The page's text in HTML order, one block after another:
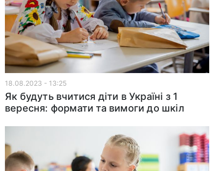
18.08.2023 - 13:25
Як будуть вчитися діти в Україні з 1
вересня: формати та вимоги до шкіл